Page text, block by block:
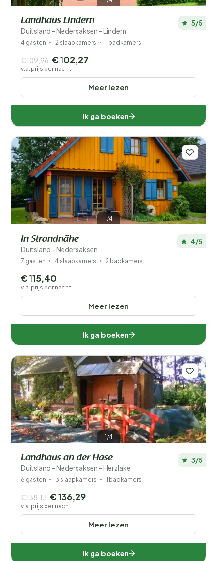
Landhaus Lindern
Duitsland - Nedersaksen - Lindern
5/5
4 gasten 2 slaapkamers 1 badkamers
Meer lezen
€109,96 € 102,27
v.a. prijs per nacht
Ik ga boeken
1/4
In Strandnähe
Duitsland - Nedersaksen
4/5
7 gasten 4 slaapkamers 2 badkamers
Meer lezen
€ 115,40
v.a. prijs per nacht
Ik ga boeken
1/4
Landhaus an der Hase
Duitsland - Nedersaksen - Herzlake
3/5
6 gasten 3 slaapkamers 1 badkamers
Meer lezen
€138,13 € 136,29
v.a. prijs per nacht
Ik ga boeken